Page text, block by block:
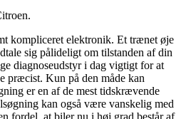
kompliceret elektronik. Et trænet øje
sig pålideligt om tilstanden af din
diagnoseudstyr i dag vigtigt for at
præcist. Kun på den måde kan
er en af de mest tidskrævende
kan også være vanskelig med
fordel, at biler nu i høj grad består af